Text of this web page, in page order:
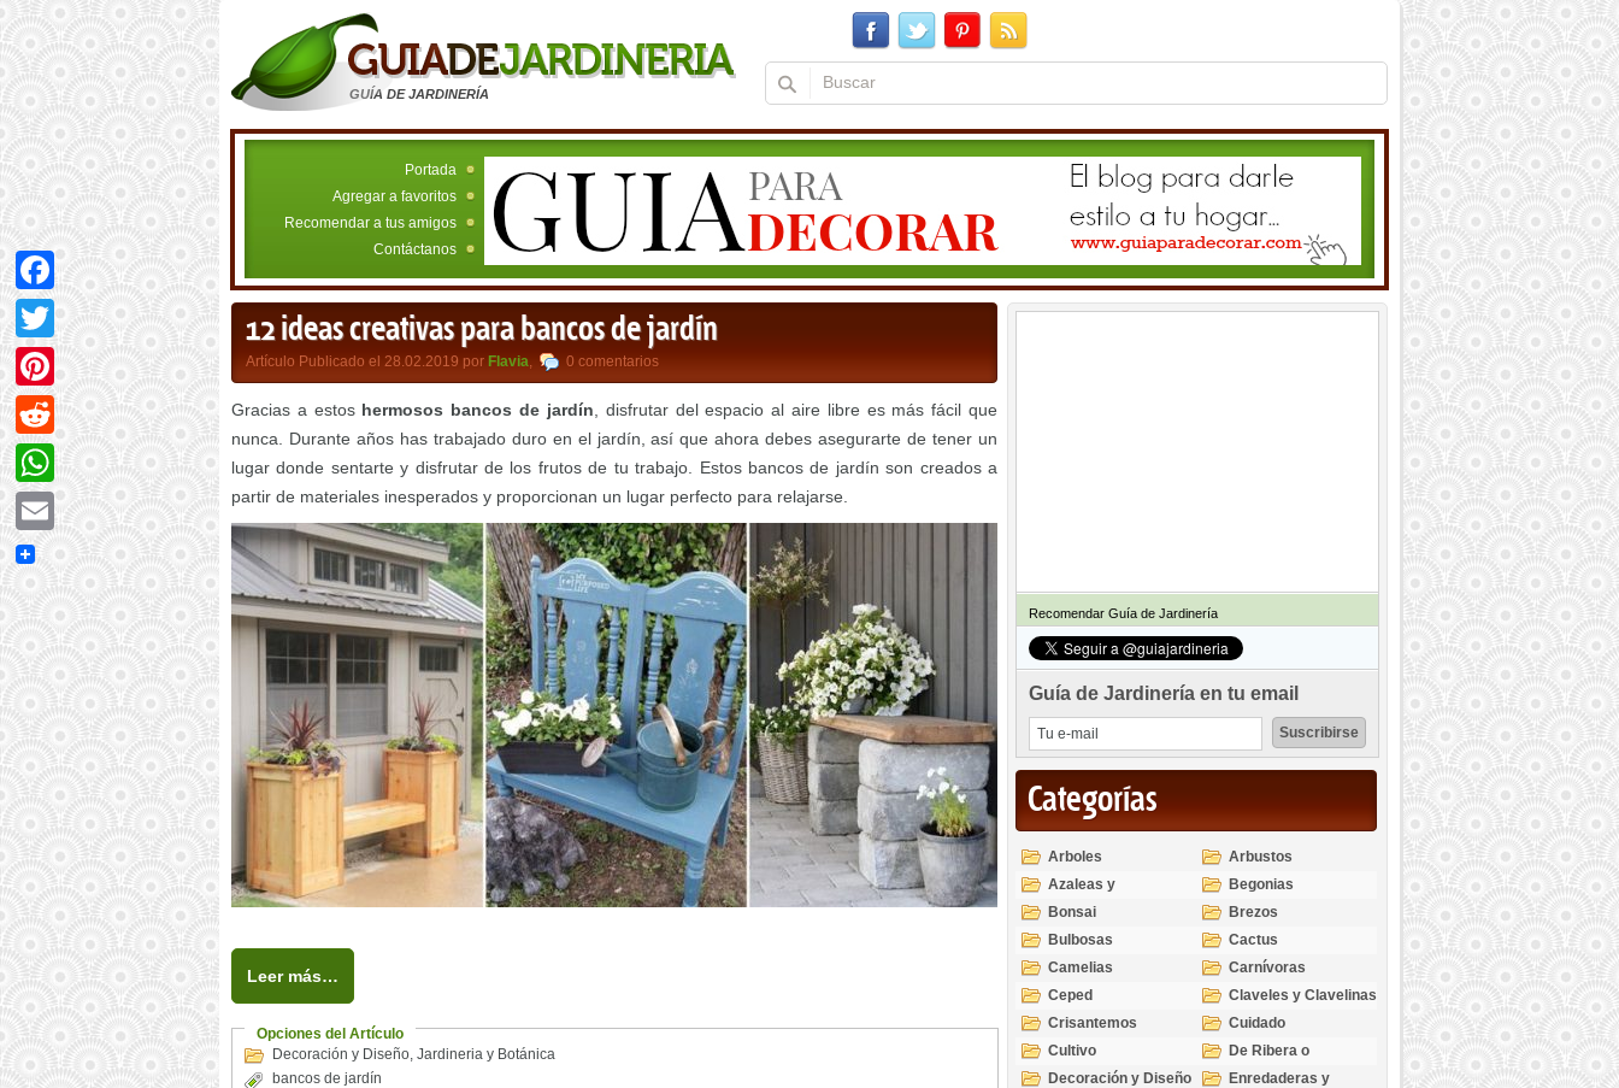
GUÍA DE JARDINERÍA
Portada
Agregar a favoritos
Recomendar a tus amigos
Contáctanos
12 ideas creativas para bancos de jardín
Artículo Publicado el 28.02.2019 por Flavia, 0 comentarios
Gracias a estos hermosos bancos de jardín , disfrutar del espacio al aire libre es más fácil que
nunca. Durante años has trabajado duro en el jardín, así que ahora debes asegurarte de tener un
lugar donde sentarte y disfrutar de los frutos de tu trabajo. Estos bancos de jardín son creados a
partir de materiales inesperados y proporcionan un lugar perfecto para relajarse.
Leer más…
Opciones del Artículo
Decoración y Diseño, Jardineria y Botánica
bancos de jardín
Recomendar Guía de Jardinería
Guía de Jardinería en tu email
Categorías
Arboles
Arbustos
Azaleas y
Rododendros
Begonias
Bonsai
Brezos
Bulbosas
Cactus
Camelias
Carnívoras
Ceped
Claveles y Clavelinas
Crisantemos
Cuidado
Cultivo
De Ribera o
Palustres
Decoración y Diseño
Enredaderas y
Facebook
Twitter
Pinterest
Reddit
WhatsApp
Email